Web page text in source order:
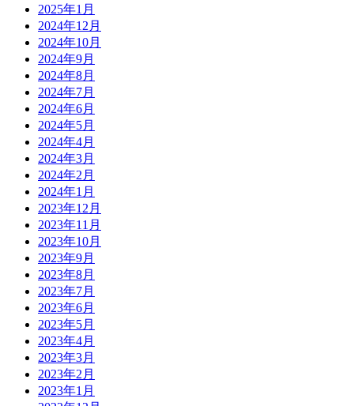
2025年1月
2024年12月
2024年10月
2024年9月
2024年8月
2024年7月
2024年6月
2024年5月
2024年4月
2024年3月
2024年2月
2024年1月
2023年12月
2023年11月
2023年10月
2023年9月
2023年8月
2023年7月
2023年6月
2023年5月
2023年4月
2023年3月
2023年2月
2023年1月